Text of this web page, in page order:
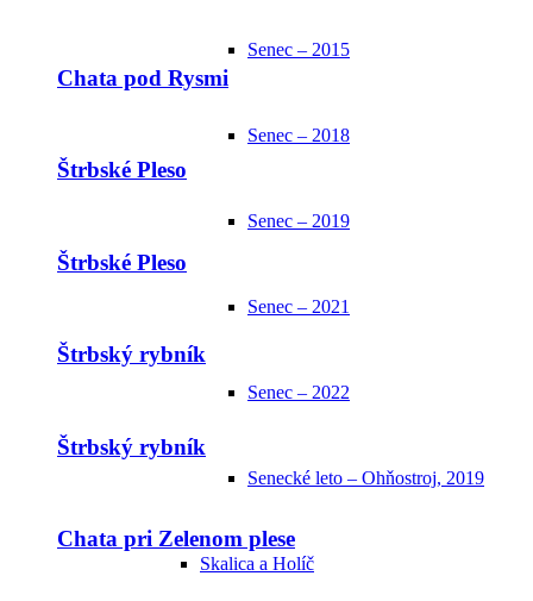
Senec – 2015
Senec – 2018
Senec – 2019
Senec – 2021
Senec – 2022
Senecké leto – Ohňostroj, 2019
Skalica a Holíč
Chata pod Rysmi
Štrbské Pleso
Štrbské Pleso
Štrbský rybník
Štrbský rybník
Chata pri Zelenom plese